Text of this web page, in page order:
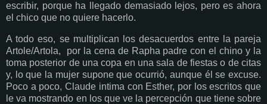
escribir, porque ha llegado demasiado lejos, pero es ahora
el chico que no quiere hacerlo.
A todo eso, se multiplican los desacuerdos entre la pareja
Artole/Artola, por la cena de Rapha padre con el chino y la
toma posterior de una copa en una sala de fiestas o de citas
y, lo que la mujer supone que ocurrió, aunque él se excuse.
Poco a poco, Claude intima con Esther, por los escritos que
le va mostrando en los que ve la percepción que tiene sobre